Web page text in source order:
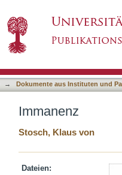
→ Dokumente aus Instituten und
Immanenz
Stosch, Klaus von
Dateien: